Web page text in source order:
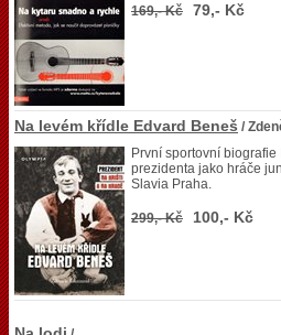
169,- Kč 79,- Kč
Na levém křídle Edvard Beneš /
První sportovní
prezidenta jako hráče
Slavia Praha.
299,- Kč 100,- Kč